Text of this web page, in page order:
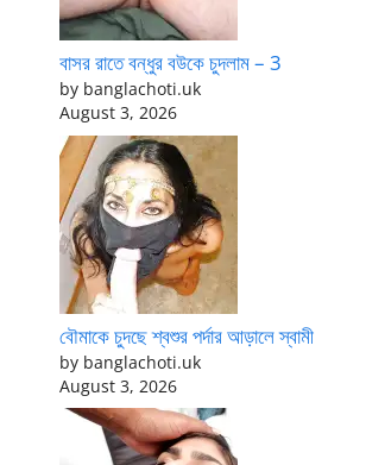
বাসর রাতে বন্ধুর বউকে চুদলাম – 3
by banglachoti.uk
August 3, 2026
বৌমাকে চুদছে শ্বশুর পর্দার আড়ালে স্বামী
by banglachoti.uk
August 3, 2026